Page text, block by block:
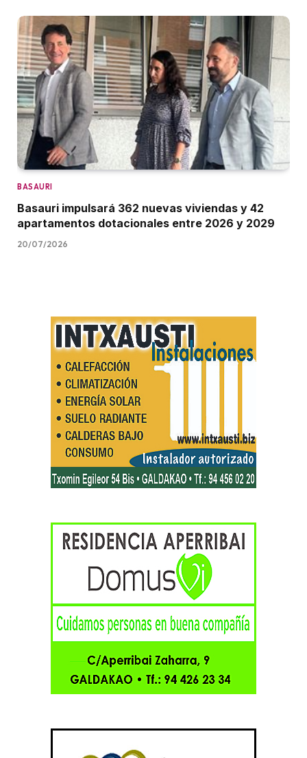
BASAURI
Basauri impulsará 362 nuevas viviendas y 42
apartamentos dotacionales entre 2026 y 2029
20/07/2026